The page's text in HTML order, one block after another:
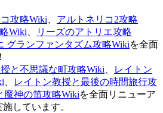
攻略Wiki
アルトネリコ2攻略
Wiki
リーズのアトリエ攻略
グランファンタズム攻略Wikiを全面
と不思議な町攻略Wiki
レイトン
レイトン教授と最後の時間旅行攻
魔神の笛攻略Wikiを全面リニューア
しています。